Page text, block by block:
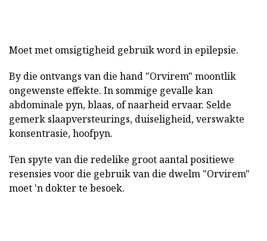
Moet met omsigtigheid gebruik word in epilepsie.
By die ontvangs van die hand "Orvirem" moontlik
ongewenste effekte. In sommige gevalle kan
abdominale pyn, blaas, of naarheid ervaar. Selde
gemerk slaapversteurings, duiseligheid, verswakte
konsentrasie, hoofpyn.
Ten spyte van die redelike groot aantal positiewe
resensies voor die gebruik van die dwelm "Orvirem"
moet 'n dokter te besoek.